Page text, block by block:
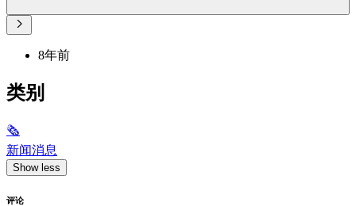
8年前
类别
🗞
新闻消息
Show less
评论